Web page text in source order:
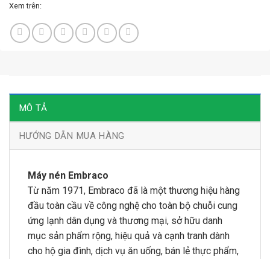
Xem trên:
MÔ TẢ
HƯỚNG DẪN MUA HÀNG
Máy nén Embraco
Từ năm 1971, Embraco đã là một thương hiệu hàng
đầu toàn cầu về công nghệ cho toàn bộ chuỗi cung
ứng lạnh dân dụng và thương mại, sở hữu danh
mục sản phẩm rộng, hiệu quả và cạnh tranh dành
cho hộ gia đình, dịch vụ ăn uống, bán lẻ thực phẩm,